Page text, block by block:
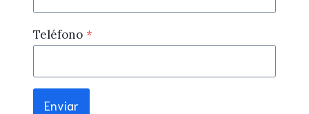
Teléfono *
Enviar